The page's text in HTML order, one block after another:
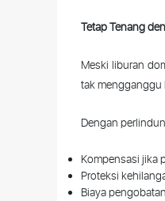
TetapTenang
Meski liburan
takmengganggu
Dengan
Kompensasi jika
Proteksi
Biayapengobatan